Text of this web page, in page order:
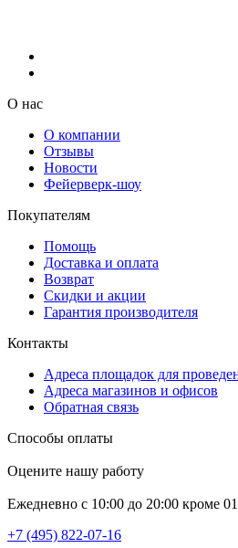
О нас
О компании
Отзывы
Новости
Фейерверк-шоу
Покупателям
Помощь
Доставка и оплата
Возврат
Скидки и акции
Гарантия производителя
Контакты
Адреса площадок для
Адреса магазинов и офисов
Обратная связь
Способы оплаты
Оцените нашу работу
Ежедневно с 10:00 до 20:00 кроме
+7 (495) 822-07-16